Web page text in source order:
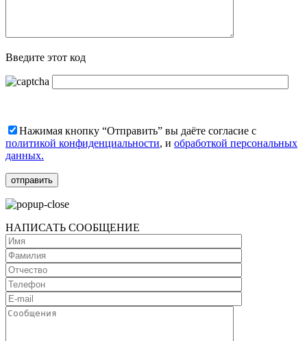
Введите этот код
Нажимая кнопку “Отправить” вы даёте согласие с
политикой конфиденциальности, и обработкой персональных
данных.
НАПИСАТЬ СООБЩЕНИЕ